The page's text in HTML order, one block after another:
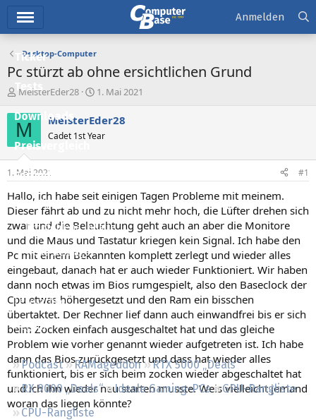
Ticker
Tests
Downloads
Preisvergleich
Forum
Aktuelles
Empfohlene Inhalte
Neue Beiträge
Neueste Aktivitäten
Leserartikel
Regeln
Podcast RAMageddon
RTX 5000 „Deals“
RX 9000 „Deals“
Ideale Gaming-PCs
GPU-Rangliste
CPU-Rangliste
Anmelden
Desktop-Computer
Pc stürzt ab ohne ersichtlichen Grund
E
s
t
e
l
e
r
MeisterEder28
E
s
e
t
a
m
1. Mai 2021
M MeisterEder28
Cadet 1st Year
1. Mai 2021 #1
Hallo, ich habe seit einigen Tagen Probleme mit meinem.
Dieser fährt ab und zu nicht mehr hoch, die Lüfter drehen sich
zwar und die Beleuchtung geht auch an aber die Monitore
und die Maus und Tastatur kriegen kein Signal. Ich habe den
Pc mit einem Bekannten komplett zerlegt und wieder alles
eingebaut, danach hat er auch wieder Funktioniert. Wir haben
dann noch etwas im Bios rumgespielt, also den Baseclock der
Cpu etwas höhergesetzt und den Ram ein bisschen
übertaktet. Der Rechner lief dann auch einwandfrei bis er sich
beim Zocken einfach ausgeschaltet hat und das gleiche
Problem wie vorher genannt wieder aufgetreten ist. Ich habe
dann das Bios zurückgesetzt und dass hat wieder alles
funktioniert, bis er sich beim zocken wieder abgeschaltet hat
und ich ihn wieder neu starten musste. Weis vielleicht jemand
woran das liegen könnte?